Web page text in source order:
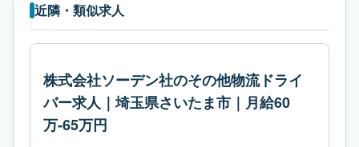
近隣・類似求人
株式会社ソーデン社のその他物流ドライ
バー求人｜埼玉県さいたま市｜月給60
万-65万円